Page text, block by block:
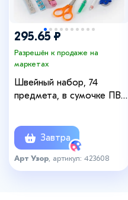
295.65 ₽
Разрешён к продаже на
маркетах
Швейный набор, 74
предмета, в сумочке ПВХ,
Завтра
Арт Узор , артикул: 423608